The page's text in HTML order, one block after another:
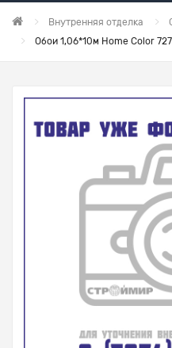
Внутренняя отделка
Обои 1,06*10м Home Color